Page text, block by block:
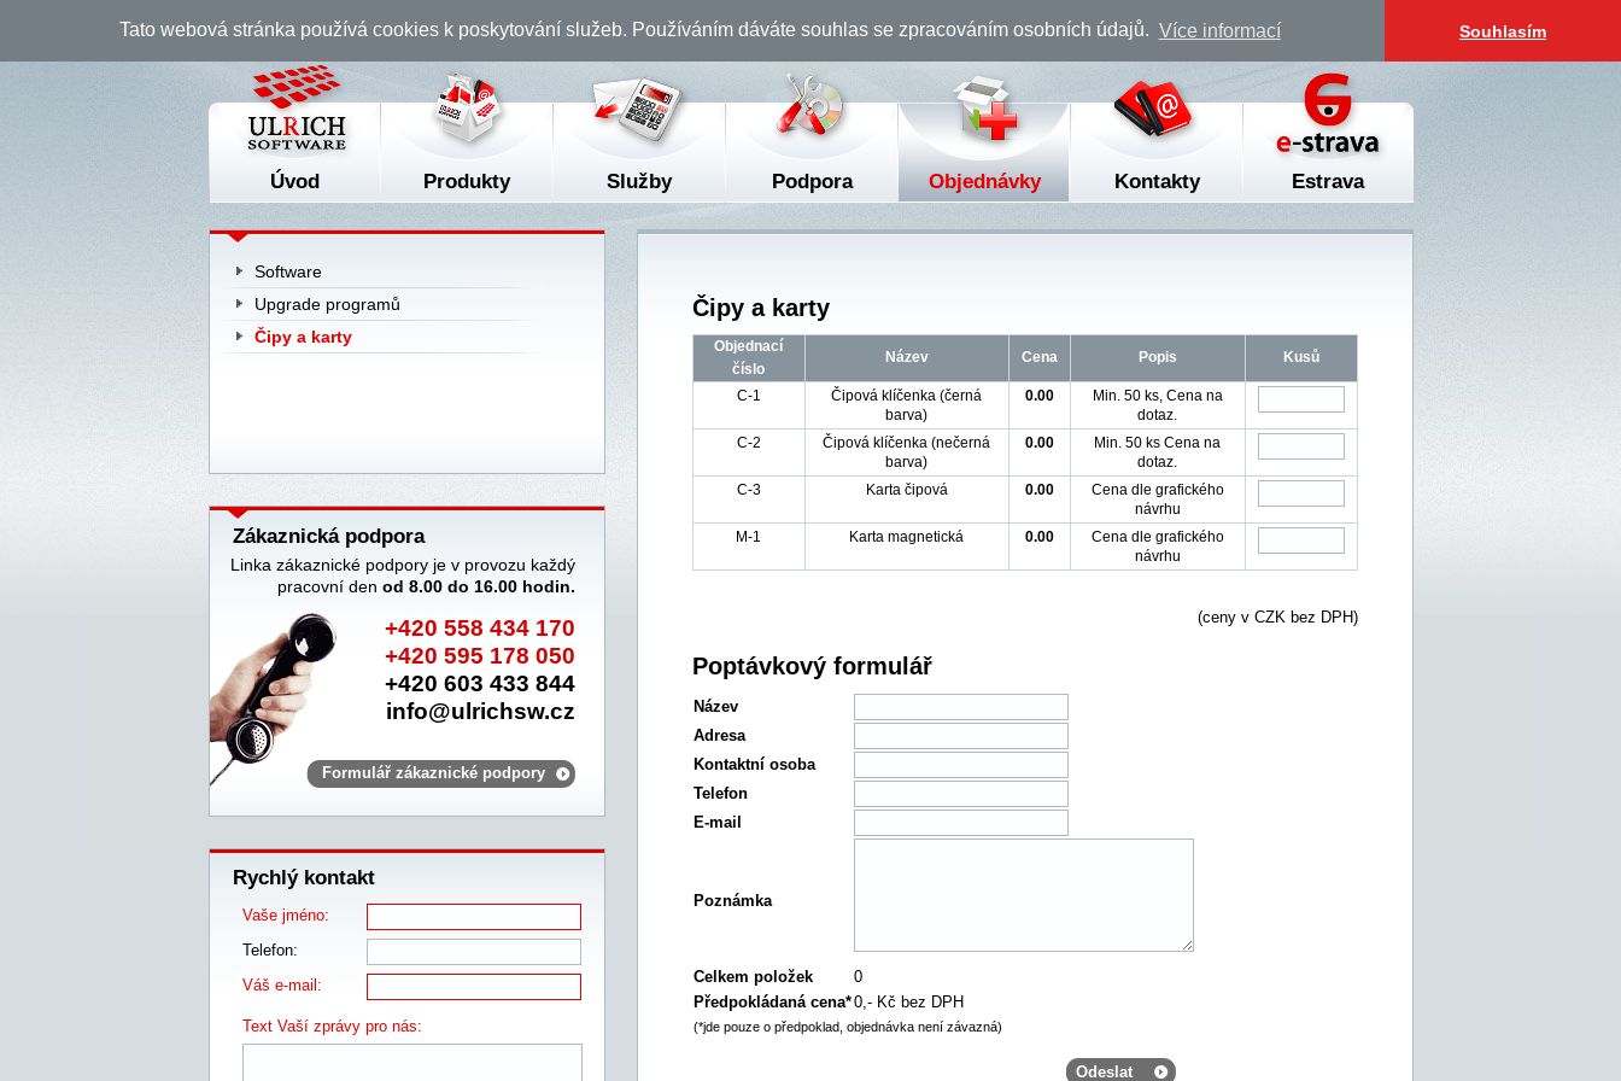
Tato webová stránka používá cookies k poskytování služeb. Používáním dáváte souhlas se zpracováním osobních údajů. Více informací Souhlasím
Čipy a karty
Objednací
číslo
Název Cena Popis Kusů
C-1
Čipová klíčenka (černá
barva)
0.00
Min. 50 ks, Cena na
dotaz.
C-2
Čipová klíčenka (nečerná
barva)
0.00
Min. 50 ks Cena na
dotaz.
C-3
Karta čipová 0.00
Cena dle grafického
návrhu
M-1
Karta magnetická 0.00
Cena dle grafického
návrhu
(ceny v CZK bez DPH)
Poptávkový formulář
Název
Adresa
Kontaktní osoba
Telefon
E-mail
Poznámka
Celkem položek
0
Předpokládaná cena*0,- Kč bez DPH
(*jde pouze o předpoklad, objednávka není závazná)
Software
Upgrade programů
Čipy a karty
Zákaznická podpora
Linka zákaznické podpory je v provozu každý
pracovní den od 8.00 do 16.00 hodin.
+420 558 434 170
+420 595 178 050
+420 603 433 844
info@ulrichsw.cz
Formulář zákaznické podpory
Rychlý kontakt
Vaše jméno:
Telefon:
Váš e-mail:
Text Vaší zprávy pro nás:
Úvod Produkty Služby Podpora Objednávky Kontakty Estrava